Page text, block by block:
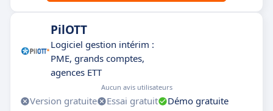
PilOTT
Logiciel gestion intérim :
PME, grands comptes,
agences ETT
Aucun avis utilisateurs
Version gratuite Essai gratuit
Démo gratuite